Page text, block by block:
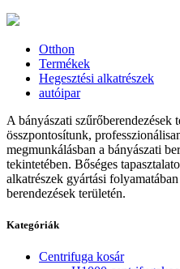
Otthon
Termékek
Hegesztési alkatrészek
autóipar
A bányászati ​​​​szűrőberendezések
összpontosítunk,
megmunkálásban a bányászati
tekintetében. Bőséges
alkatrészek gyártási
berendezések területén.
Kategóriák
Centrifuga kosár